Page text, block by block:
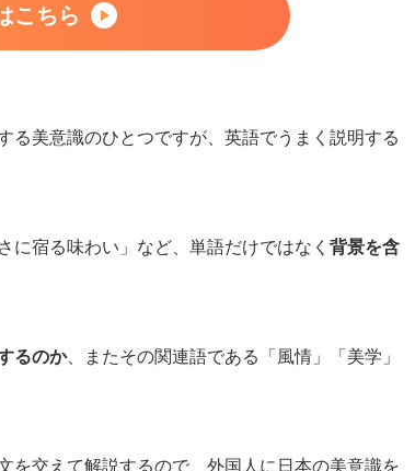
こちら
る美意識のひとつですが、英語でうまく説明する
に宿る味わい」など、単語だけではなく 背景を含
るのか、またその関連語である「風情」「美学」
を交えて解説するので、外国人に日本の美意識を